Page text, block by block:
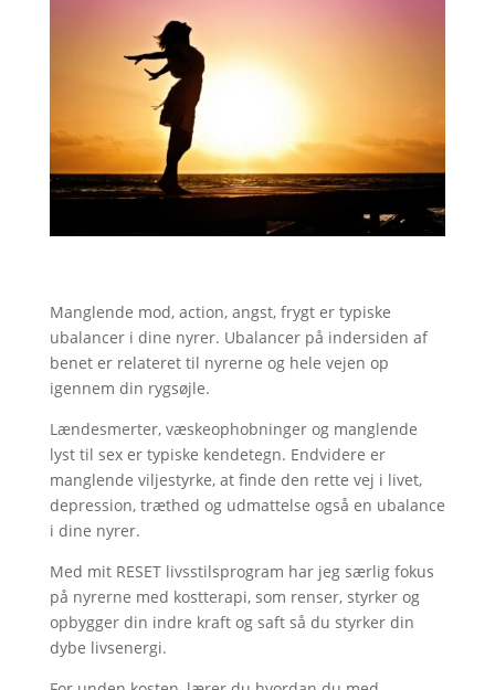
Manglende mod, action, angst, frygt er typiske
ubalancer i dine nyrer. Ubalancer på indersiden af
benet er relateret til nyrerne og hele vejen op
igennem din rygsøjle.
Lændesmerter, væskeophobninger og manglende
lyst til sex er typiske kendetegn. Endvidere er
manglende viljestyrke, at finde den rette vej i livet,
depression, træthed og udmattelse også en ubalance
i dine nyrer.
Med mit RESET livsstilsprogram har jeg særlig fokus
på nyrerne med kostterapi, som renser, styrker og
opbygger din indre kraft og saft så du styrker din
dybe livsenergi.